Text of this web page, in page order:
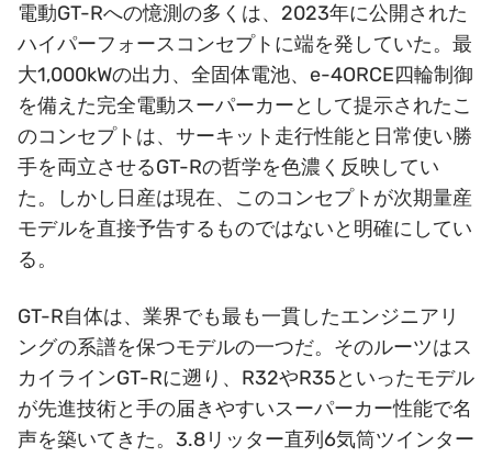
電動GT-Rへの憶測の多くは、2023年に公開された
ハイパーフォースコンセプトに端を発していた。最
大1,000kWの出力、全固体電池、e-4ORCE四輪制御
を備えた完全電動スーパーカーとして提示されたこ
のコンセプトは、サーキット走行性能と日常使い勝
手を両立させるGT-Rの哲学を色濃く反映してい
た。しかし日産は現在、このコンセプトが次期量産
モデルを直接予告するものではないと明確にしてい
る。
GT-R自体は、業界でも最も一貫したエンジニアリ
ングの系譜を保つモデルの一つだ。そのルーツはス
カイラインGT-Rに遡り、R32やR35といったモデル
が先進技術と手の届きやすいスーパーカー性能で名
声を築いてきた。3.8リッター直列6気筒ツインター